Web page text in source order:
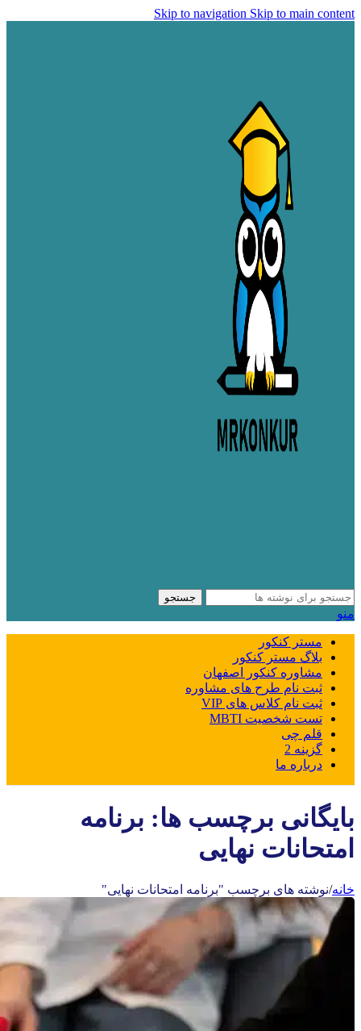
Skip to navigation Skip to main content
جستجو
منو
مستر کنکور
بلاگ مستر کنکور
مشاوره کنکور اصفهان
ثبت نام طرح های مشاوره
ثبت نام کلاس های VIP
تست شخصیت MBTI
قلم چی
گزینه 2
درباره ما
بایگانی برچسب ها: برنامه
امتحانات نهایی
خانه/نوشته های برچسب "برنامه امتحانات نهایی"